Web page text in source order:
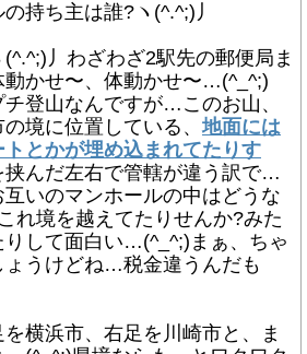
持ち主は誰?ヽ(^.^;)丿
丿わざわざ2駅先の郵便局ま
かせ〜、体動かせ〜…(^_^;)
登山なんですが…このお山、
境に位置している、地面には
とかが埋め込まれてたりす
んだ左右で管轄が違う訳で…
いのマンホールの中はどうな
れ境を越えてたりせんか?みた
りして面白い…(^_^;)まぁ、ちゃ
ょうけどね…税金違うんだも
横浜市、右足を川崎市と、ま